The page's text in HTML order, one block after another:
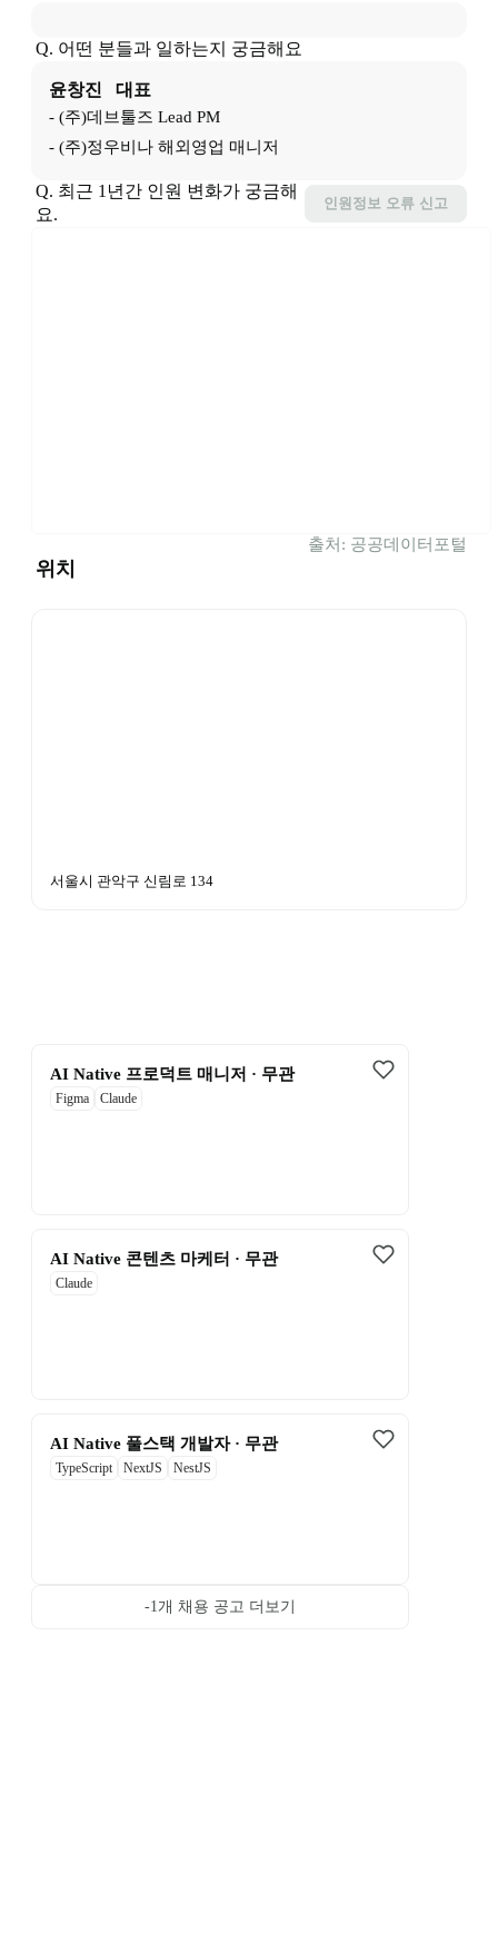
Q. 어떤 분들과 일하는지 궁금해요
윤창진 대표
- (주)데브툴즈 Lead PM
- (주)정우비나 해외영업 매니저
Q. 최근 1년간 인원 변화가 궁금해
요.
인원정보 오류 신고
출처: 공공데이터포털
위치
서울시 관악구 신림로 134
AI Native 프로덕트 매니저 · 무관
Figma Claude
AI Native 콘텐츠 마케터 · 무관
Claude
AI Native 풀스택 개발자 · 무관
TypeScript NextJS NestJS
-1 개 채용 공고 더보기